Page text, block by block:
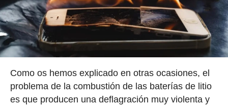
Como os hemos explicado en otras ocasiones, el
problema de la combustión de las baterías de litio
es que producen una deflagración muy violenta y